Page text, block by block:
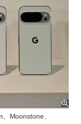
Moonstone、